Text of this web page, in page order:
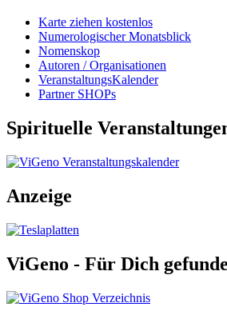
Karte ziehen kostenlos
Numerologischer Monatsblick
Nomenskop
Autoren / Organisationen
VeranstaltungsKalender
Partner SHOPs
Spirituelle
Anzeige
ViGeno - Für Dich